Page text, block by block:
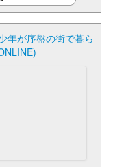
年が序盤の街で暮ら